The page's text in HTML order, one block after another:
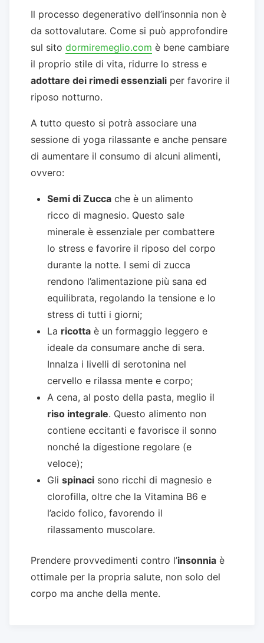
Il processo degenerativo dell’insonnia non è
da sottovalutare. Come si può approfondire
sul sito dormiremeglio.com è bene cambiare
il proprio stile di vita, ridurre lo stress e
adottare dei rimedi essenziali per favorire il
riposo notturno.
A tutto questo si potrà associare una
sessione di yoga rilassante e anche pensare
di aumentare il consumo di alcuni alimenti,
ovvero:
Semi di Zucca che è un alimento
ricco di magnesio. Questo sale
minerale è essenziale per combattere
lo stress e favorire il riposo del corpo
durante la notte. I semi di zucca
rendono l’alimentazione più sana ed
equilibrata, regolando la tensione e lo
stress di tutti i giorni;
La ricotta è un formaggio leggero e
ideale da consumare anche di sera.
Innalza i livelli di serotonina nel
cervello e rilassa mente e corpo;
A cena, al posto della pasta, meglio il
riso integrale. Questo alimento non
contiene eccitanti e favorisce il sonno
nonché la digestione regolare (e
veloce);
Gli spinaci sono ricchi di magnesio e
clorofilla, oltre che la Vitamina B6 e
l’acido folico, favorendo il
rilassamento muscolare.
Prendere provvedimenti contro l’insonnia è
ottimale per la propria salute, non solo del
corpo ma anche della mente.